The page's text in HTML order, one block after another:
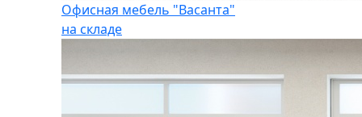
Офисная мебель "Васанта"
на складе